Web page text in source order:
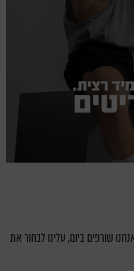
שורפים ביום, עלינו לבחור את